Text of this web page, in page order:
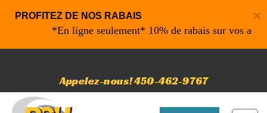
×
PROFITEZ DE NOS RABAIS
ligne seulement* 10% de rabais sur vos achats de 500$ et
Appelez-nous! 450-462-9767